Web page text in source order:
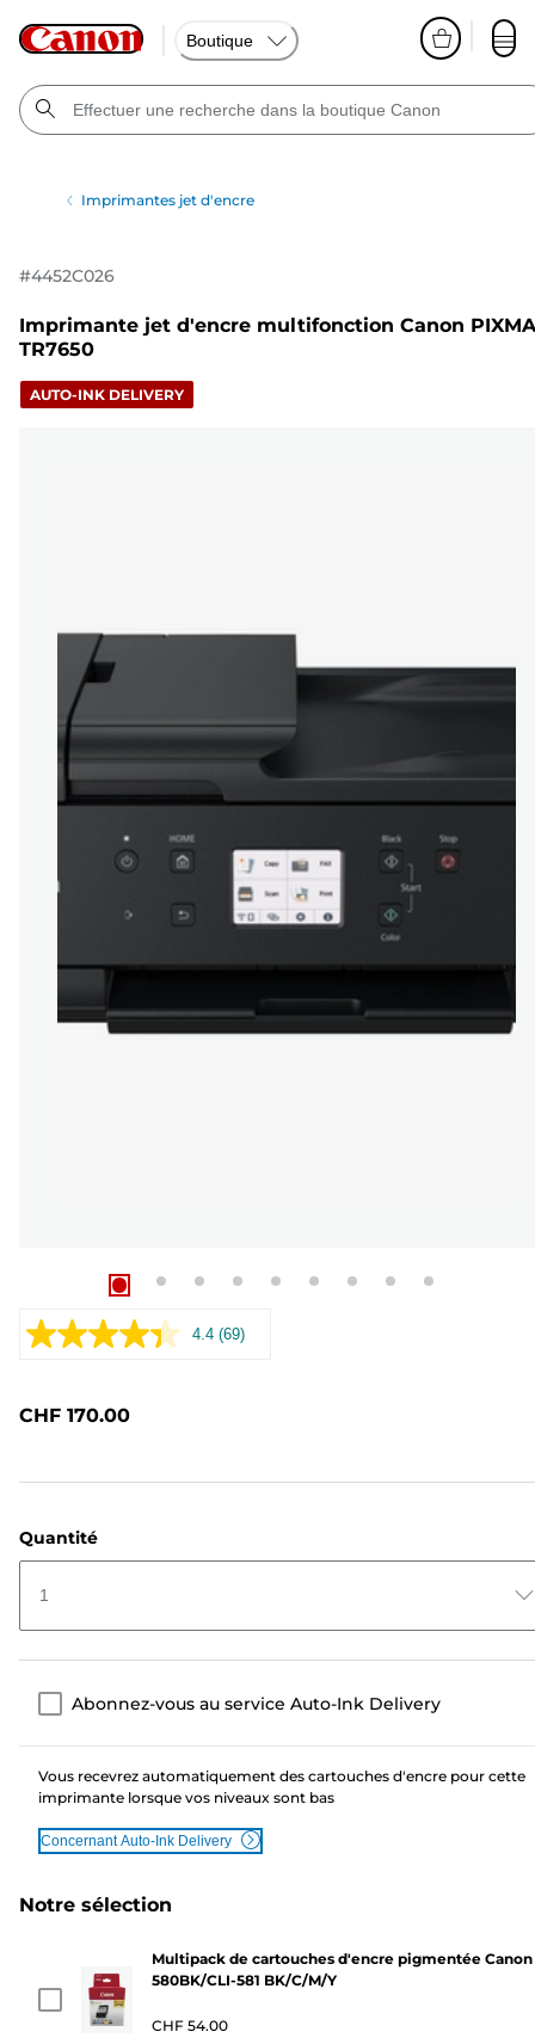
Boutique
Imprimantes jet d'encre
#4452C026
Imprimante jet d'encre multifonction Canon PIXMA
TR7650
AUTO-INK DELIVERY
4.4 Lire
(69)
CHF 170.00
Quantité
1
Abonnez-vous au service Auto-Ink Delivery
Vous recevrez automatiquement des cartouches d'encre pour cette
imprimante lorsque vos niveaux sont bas
Concernant Auto-Ink Delivery
Notre sélection
Multipack de cartouches d'encre pigmentée Canon
580BK/CLI-581 BK/C/M/Y
CHF 54.00